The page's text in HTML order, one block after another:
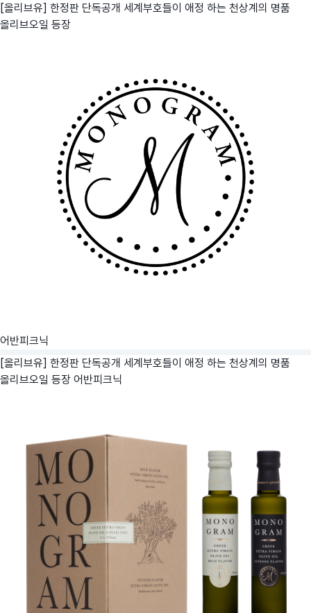
[올리브유] 한정판 단독공개 세계부호들이 애정 하는 천상계의 명품
올리브오일 등장
어반피크닉
[올리브유] 한정판 단독공개 세계부호들이 애정 하는 천상계의 명품
올리브오일 등장 어반피크닉